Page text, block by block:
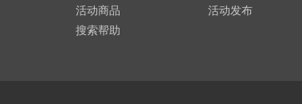
活动商品
搜索帮助
活动发布